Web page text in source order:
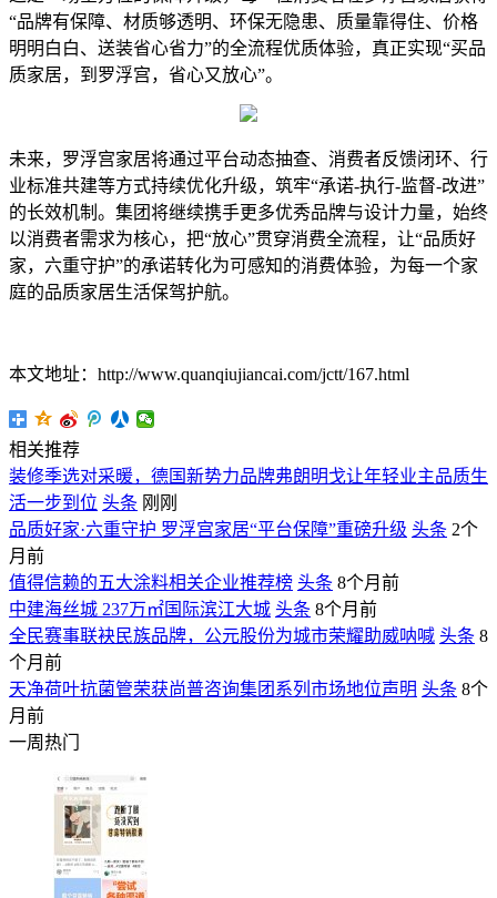
“品牌有保障、材质够透明、环保无隐患、质量靠得住、价格
明明白白、送装省心省力”的全流程优质体验，真正实现“买品
质家居，到罗浮宫，省心又放心”。
未来，罗浮宫家居将通过平台动态抽查、消费者反馈闭环、行
业标准共建等方式持续优化升级，筑牢“承诺-执行-监督-改进”
的长效机制。集团将继续携手更多优秀品牌与设计力量，始终
以消费者需求为核心，把“放心”贯穿消费全流程，让“品质好
家，六重守护”的承诺转化为可感知的消费体验，为每一个家
庭的品质家居生活保驾护航。
本文地址：http://www.quanqiujiancai.com/jctt/167.html
相关推荐
装修季选对采暖，德国新势力品牌弗朗明戈让年轻业主品质生
活一步到位 头条 刚刚
品质好家·六重守护 罗浮宫家居“平台保障”重磅升级 头条 2个
月前
值得信赖的五大涂料相关企业推荐榜 头条 8个月前
中建海丝城 237万㎡国际滨江大城 头条 8个月前
全民赛事联袂民族品牌，公元股份为城市荣耀助威呐喊 头条 8
个月前
天净荷叶抗菌管荣获尚普咨询集团系列市场地位声明 头条 8个
月前
一周热门